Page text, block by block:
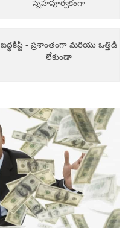
స్నేహపూర్వకంగా
బద్ధకిష్టి - ప్రశాంతంగా మరియు ఒత్తిడి
లేకుండా